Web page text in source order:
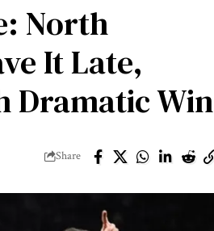
North
It Late,
Dramatic Win
Share